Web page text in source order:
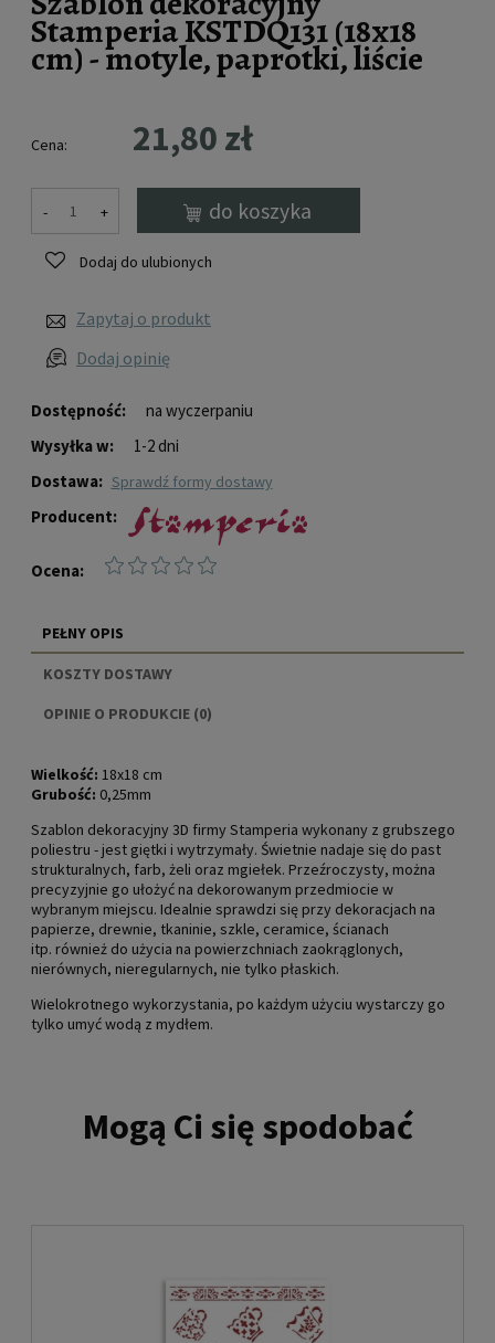
Stamperia KSTDQ131 (18x18
cm) - motyle, paprotki, liście
Dostępność:
na wyczerpaniu
Wysyłka w:
1-2 dni
Dostawa:
sprawdź formy dostawy
Producent:
Ocena:
Cena: 21,80 zł
- + do koszyka
Dodaj do ulubionych
Zapytaj o produkt
Dodaj opinię
PEŁNY OPIS
KOSZTY DOSTAWY
CENA NIE ZAWIERA EWENTUALNYCH KOSZTÓW
OPINIE O PRODUKCIE (0)
Wielkość: 18x18 cm
Grubość: 0,25mm
Szablon dekoracyjny 3D firmy Stamperia wykonany z grubszego
poliestru - jest giętki i wytrzymały. Świetnie nadaje się do past
strukturalnych, farb, żeli oraz mgiełek. Przeźroczysty, można
precyzyjnie go ułożyć na dekorowanym przedmiocie w
wybranym miejscu. Idealnie sprawdzi się przy dekoracjach na
papierze, drewnie, tkaninie, szkle, ceramice, ścianach
itp. również do użycia na powierzchniach zaokrąglonych,
nierównych, nieregularnych, nie tylko płaskich.
Wielokrotnego wykorzystania, po każdym użyciu wystarczy go
tylko umyć wodą z mydłem.
Mogą Ci się spodobać